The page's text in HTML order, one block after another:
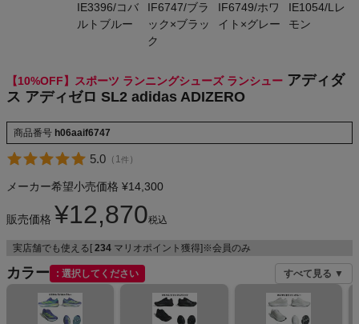
NIKE
CHUMS
HOKA
もっと見る
メンズカジュアルウェア
IE3396/コバ
ルトブルー
IF6747/ブラ
ック×ブラッ
ク
IF6749/ホワ
イト×グレー
IE1054/Lレ
モン
【10%OFF】スポーツ ランニングシューズ ランシュー アディダ
ス アディゼロ SL2 adidas ADIZERO
商品番号 h06aaif6747
5.0 （ 1件 ）
メーカー希望小売価格 ¥14,300
販売価格 ¥12,870税込
実店舗でも使える[ 234 マリオポイント獲得]※会員のみ
カラー 選択してください すべて見る ▼